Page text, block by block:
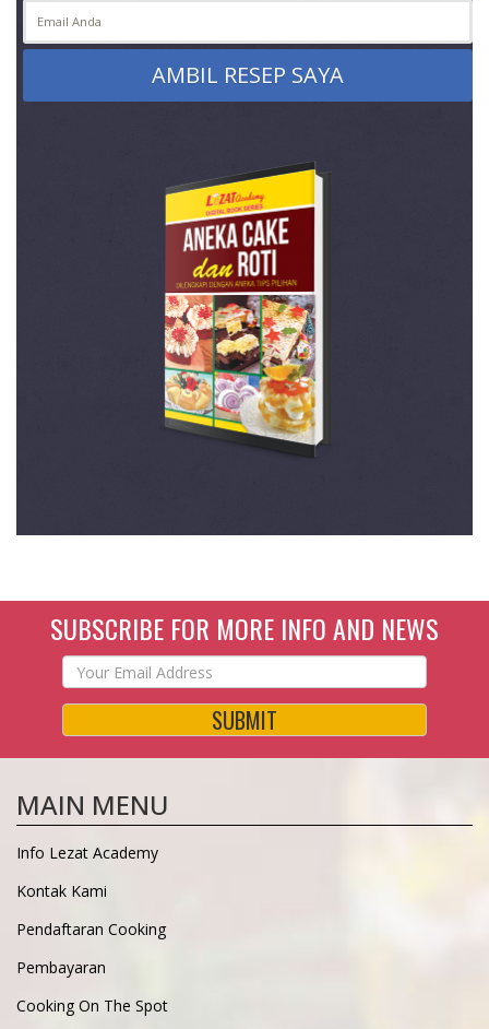
AMBIL RESEP SAYA
SUBSCRIBE FOR MORE INFO AND NEWS
SUBMIT
MAIN MENU
Info Lezat Academy
Kontak Kami
Pendaftaran Cooking
Pembayaran
Cooking On The Spot